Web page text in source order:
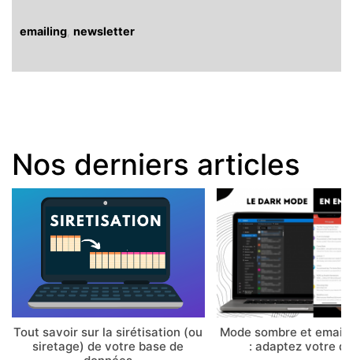
emailing newsletter
Nos derniers articles
Tout savoir sur la sirétisation (ou
siretage) de votre base de
Mode sombre et email
: adaptez votre